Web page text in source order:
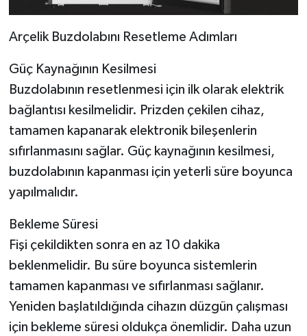
Arçelik Buzdolabını Resetleme Adımları
Güç Kaynağının Kesilmesi
Buzdolabının resetlenmesi için ilk olarak elektrik
bağlantısı kesilmelidir. Prizden çekilen cihaz,
tamamen kapanarak elektronik bileşenlerin
sıfırlanmasını sağlar. Güç kaynağının kesilmesi,
buzdolabının kapanması için yeterli süre boyunca
yapılmalıdır.
Bekleme Süresi
Fişi çekildikten sonra en az 10 dakika
beklenmelidir. Bu süre boyunca sistemlerin
tamamen kapanması ve sıfırlanması sağlanır.
Yeniden başlatıldığında cihazın düzgün çalışması
için bekleme süresi oldukça önemlidir. Daha uzun